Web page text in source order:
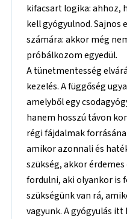
kifacsart logika: ahhoz,
kell gyógyulnod. Sajnos
számára: akkor még
próbálkozom egyedül.
A tünetmentesség
kezelés. A függőség
amelyből egy
hanem hosszú távon
régi fájdalmak
amikor azonnali és
szükség, akkor
fordulni, aki olyankor is
szükségünk van rá,
vagyunk. A gyógyulás